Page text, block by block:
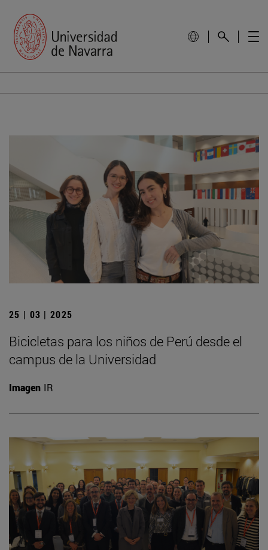
25 | 03 | 2025
Bicicletas para los niños de Perú desde el
campus de la Universidad
Imagen IR